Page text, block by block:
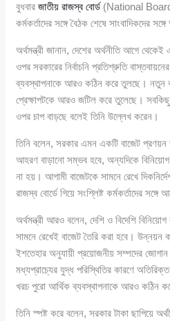
বুধবারজাতীয় রাজস্ব বোর্ড(National
কর্মকর্তাদের সঙ্গে বৈঠক শেষে সাংবাদিকদের
অর্থমন্ত্রী জানান, দেশের অর্থনীতি আগে
ওপর সরকারের নির্বাচনি প্রতিশ্রুতি
ব্যবস্থাপনাকে আরও কঠিন করে তুলছে। নতুন
প্রেক্ষাপটকে আরও জটিল করে তুলেছে। সবকিছু
ওপর চাপ বাড়ছে বলেই তিনি উল্লেখ করেন।
তিনি বলেন, সরকার এমন একটি বাজেট প্রণয়ন
আহরণ বাড়ানো সম্ভব হবে, অন্যদিকে বিনিয়োগ
না হয়। আগামী বাজেটকে সামনে রেখে
রাজস্ব বোর্ডে গিয়ে সংশ্লিষ্ট কর্মকর্তাদের
অর্থমন্ত্রী আরও বলেন, দেশি ও বিদেশি
সামনে রেখেই বাজেট তৈরি করা হবে। উন্নয়ন
ইশতেহার অনুযায়ী প্রয়োজনীয় সম্পদের
মধ্যপ্রাচ্যের যুদ্ধ পরিস্থিতির কারণে
খরচ পুরো আর্থিক ব্যবস্থাপনাকে আরও কঠিন
তিনি স্পষ্ট করে বলেন, সরকার টাকা ছাপিয়ে